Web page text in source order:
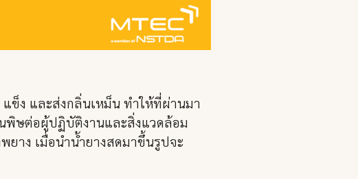
ข็ง และส่งกลิ่นเหม็น ทำให้ที่ผ่านมา
นพิษต่อผู้ปฏิบัติงานและสิ่งแวดล้อม
ยาง เมื่อนำน้ำยางสดมาขึ้นรูปจะ